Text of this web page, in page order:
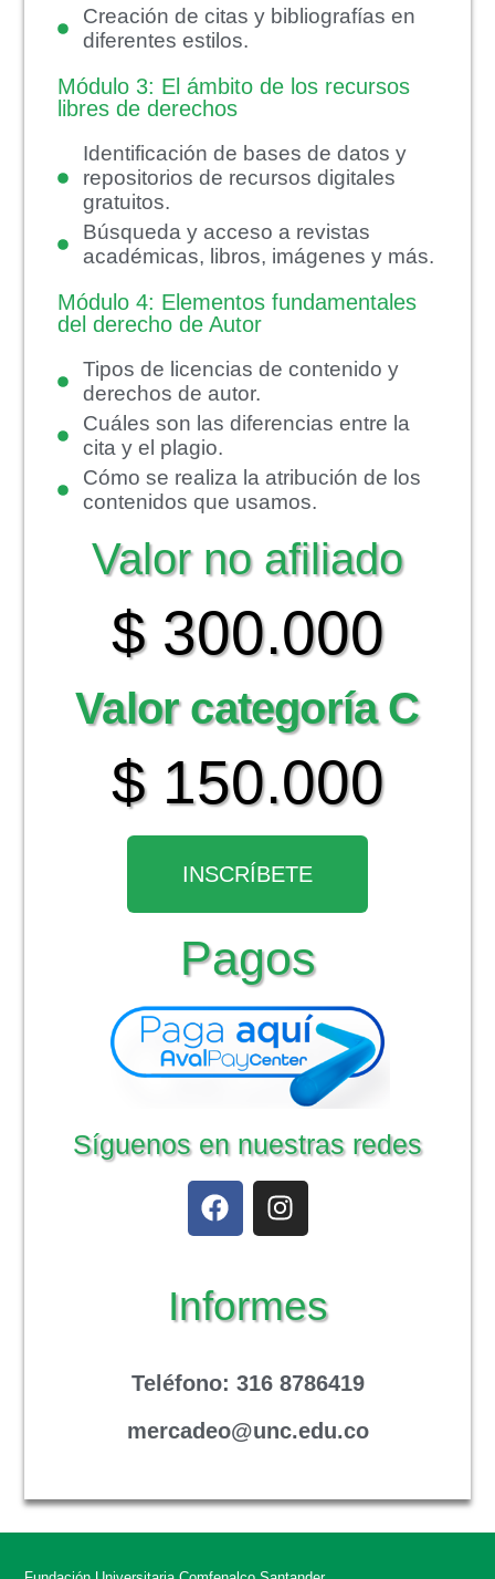
Creación de citas y bibliografías en
diferentes estilos.
Módulo 3: El ámbito de los recursos
libres de derechos
Identificación de bases de datos y
repositorios de recursos digitales
gratuitos.
Búsqueda y acceso a revistas
académicas, libros, imágenes y más.
Módulo 4: Elementos fundamentales
del derecho de Autor
Tipos de licencias de contenido y
derechos de autor.
Cuáles son las diferencias entre la
cita y el plagio.
Cómo se realiza la atribución de los
contenidos que usamos.
Valor no afiliado
$ 300.000
Valor categoría C
$ 150.000
INSCRÍBETE
Pagos
Síguenos en nuestras redes
Informes
Teléfono: 316 8786419
mercadeo@unc.edu.co